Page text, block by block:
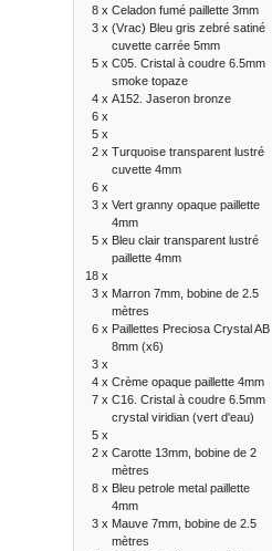
8 x Celadon fumé paillette 3mm
3 x (Vrac) Bleu gris zebré satiné
cuvette carrée 5mm
5 x C05. Cristal à coudre 6.5mm
smoke topaze
4 x A152. Jaseron bronze
6 x
5 x
2 x Turquoise transparent lustré
cuvette 4mm
6 x
3 x Vert granny opaque paillette
4mm
5 x Bleu clair transparent lustré
paillette 4mm
18 x
3 x Marron 7mm, bobine de 2.5
mètres
6 x Paillettes Preciosa Crystal AB
8mm (x6)
3 x
4 x Crème opaque paillette 4mm
7 x C16. Cristal à coudre 6.5mm
crystal viridian (vert d'eau)
5 x
2 x Carotte 13mm, bobine de 2
mètres
8 x Bleu petrole metal paillette
4mm
3 x Mauve 7mm, bobine de 2.5
mètres